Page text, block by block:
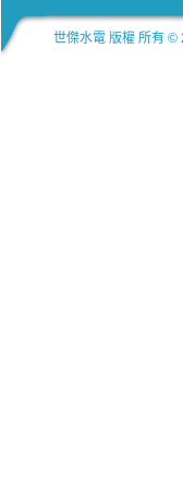
世傑水電 版權 所有